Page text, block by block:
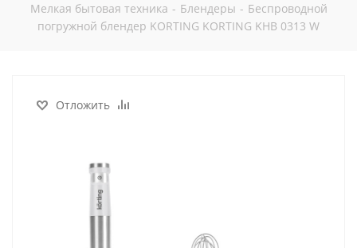
Мелкая бытовая техника - Блендеры - Беспроводной
погружной блендер KORTING KORTING KHB 0313 W
Отложить